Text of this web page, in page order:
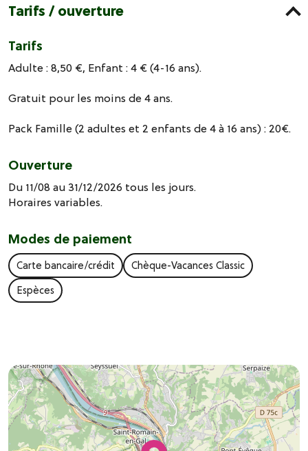
Tarifs / ouverture
Tarifs
Adulte : 8,50 €, Enfant : 4 € (4-16 ans).
Gratuit pour les moins de 4 ans.
Pack Famille (2 adultes et 2 enfants de 4 à 16 ans) : 20€.
Ouverture
Du 11/08 au 31/12/2026 tous les jours.
Horaires variables.
Modes de paiement
Carte bancaire/crédit
Chèque-Vacances Classic
Espèces